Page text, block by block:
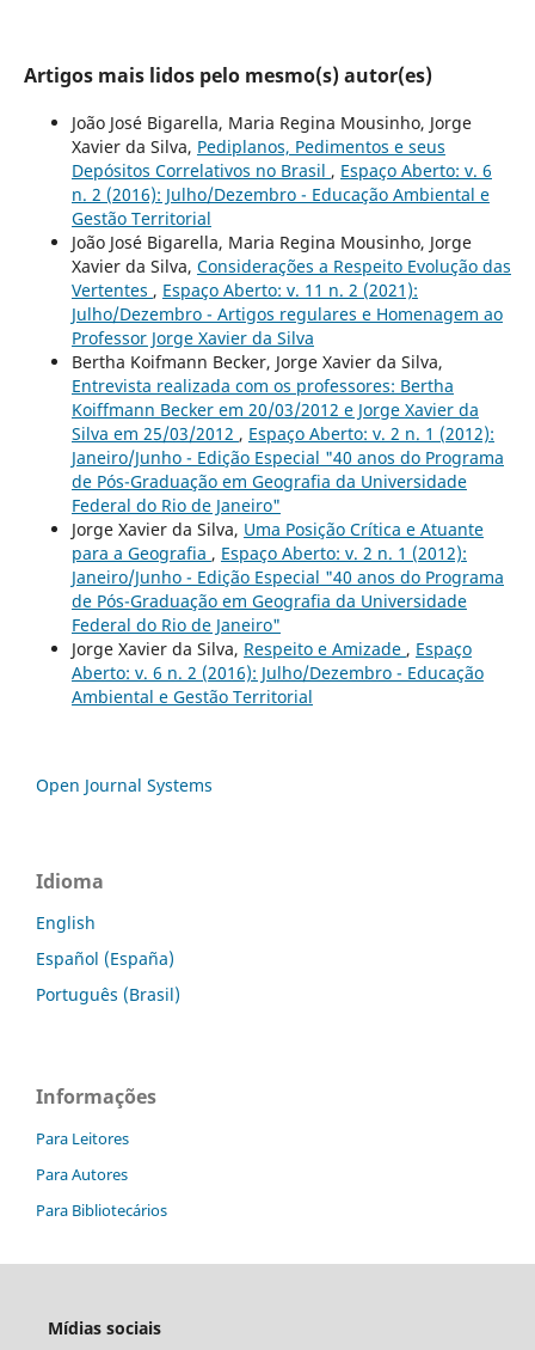
Artigos mais lidos pelo mesmo(s) autor(es)
João José Bigarella, Maria Regina Mousinho, Jorge
Xavier da Silva, Pediplanos, Pedimentos e seus
Depósitos Correlativos no Brasil , Espaço Aberto: v. 6
n. 2 (2016): Julho/Dezembro - Educação Ambiental e
Gestão Territorial
João José Bigarella, Maria Regina Mousinho, Jorge
Xavier da Silva, Considerações a Respeito Evolução das
Vertentes , Espaço Aberto: v. 11 n. 2 (2021):
Julho/Dezembro - Artigos regulares e Homenagem ao
Professor Jorge Xavier da Silva
Bertha Koifmann Becker, Jorge Xavier da Silva,
Entrevista realizada com os professores: Bertha
Koiffmann Becker em 20/03/2012 e Jorge Xavier da
Silva em 25/03/2012 , Espaço Aberto: v. 2 n. 1 (2012):
Janeiro/Junho - Edição Especial "40 anos do Programa
de Pós-Graduação em Geografia da Universidade
Federal do Rio de Janeiro"
Jorge Xavier da Silva, Uma Posição Crítica e Atuante
para a Geografia , Espaço Aberto: v. 2 n. 1 (2012):
Janeiro/Junho - Edição Especial "40 anos do Programa
de Pós-Graduação em Geografia da Universidade
Federal do Rio de Janeiro"
Jorge Xavier da Silva, Respeito e Amizade , Espaço
Aberto: v. 6 n. 2 (2016): Julho/Dezembro - Educação
Ambiental e Gestão Territorial
Open Journal Systems
Idioma
English
Español (España)
Português (Brasil)
Informações
Para Leitores
Para Autores
Para Bibliotecários
Mídias sociais